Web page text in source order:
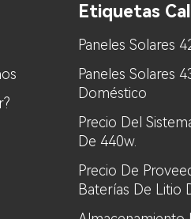
Etiquetas
Paneles Solares
Paneles Solares
Doméstico
Precio Del
De 440w.
Precio De
Baterías De Litio